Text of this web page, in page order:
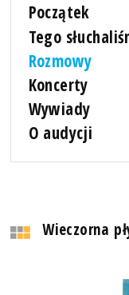
Początek
Tego
Rozmowy
Koncerty
Wywiady
O audycji
Wieczorna